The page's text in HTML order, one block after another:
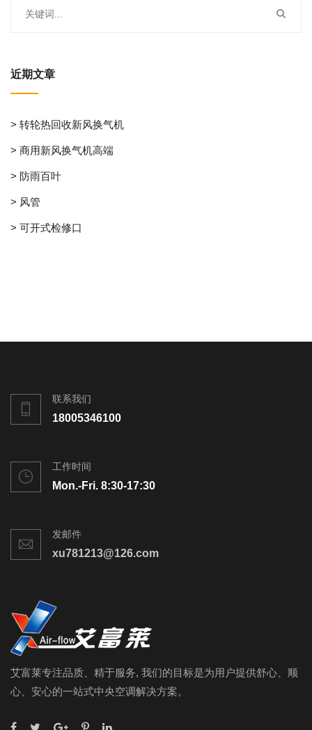
近期文章
> 转轮热回收新风换气机
> 商用新风换气机高端
> 防雨百叶
> 风管
> 可开式检修口
联系我们
18005346100
工作时间
Mon.-Fri. 8:30-17:30
发邮件
xu781213@126.com
艾富莱专注品质、精于服务, 我们的目标是为用户提供舒心、顺
心、安心的一站式中央空调解决方案。